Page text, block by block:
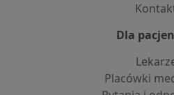
Dla
Placówki